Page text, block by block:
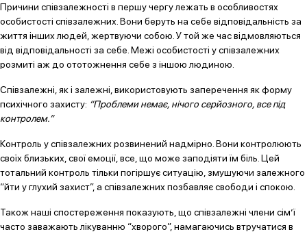
Причини співзалежності в першу чергу лежать в особливостях
особистості співзалежних. Вони беруть на себе відповідальність за
життя інших людей, жертвуючи собою. У той же час відмовляються
від відповідальності за себе. Межі особистості у співзалежних
розмиті аж до ототожнення себе з іншою людиною.
Співзалежні, як і залежні, використовують заперечення як форму
психічного захисту: “Проблеми немає, нічого серйозного, все під
контролем.”
Контроль у співзалежних розвинений надмірно. Вони контролюють
своїх близьких, свої емоції, все, що може заподіяти їм біль. Цей
тотальний контроль тільки погіршує ситуацію, змушуючи залежного
“йти у глухий захист”, а співзалежних позбавляє свободи і спокою.
Також наші спостереження показують, що співзалежні члени сім’ї
часто заважають лікуванню “хворого”, намагаючись втручатися в